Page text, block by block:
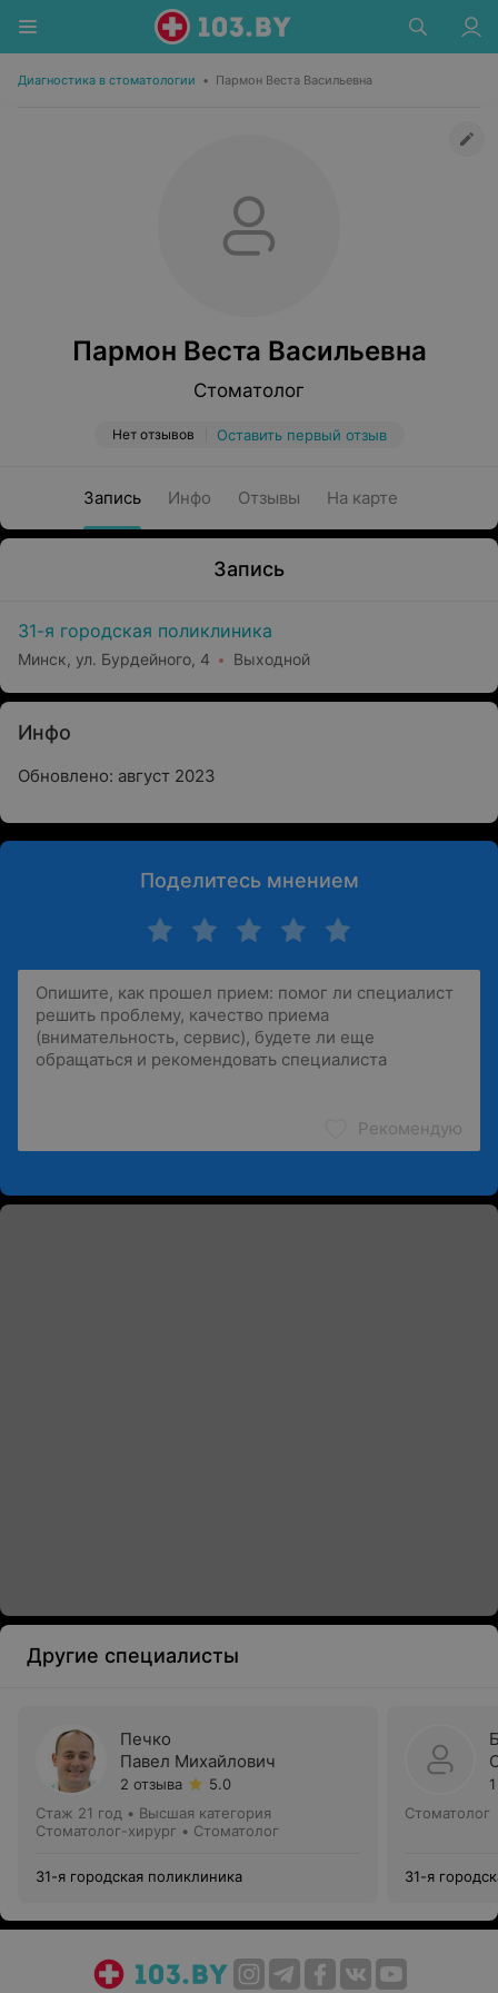
Диагностика в стоматологии • Пармон Веста Васильевна
Пармон Веста Васильевна
Стоматолог
Нет отзывов Оставить первый отзыв
Запись Инфо Отзывы На карте
Запись
31-я городская поликлиника
Минск, ул. Бурдейного, 4 Выходной
Инфо
Обновлено: август 2023
Поделитесь мнением
Рекомендую
Другие специалисты
Печко
Павел Михайлович
2 отзыва
5.0
Стаж 21 год • Высшая категория
Стоматолог-хирург • Стоматолог
31-я городская поликлиника
Стоматолог
31-я